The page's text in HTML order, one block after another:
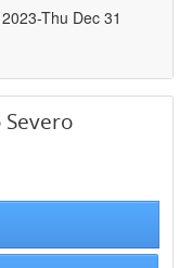
Thu Dec 31